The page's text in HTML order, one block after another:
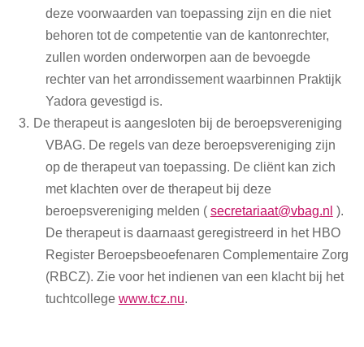
deze voorwaarden van toepassing zijn en die niet
behoren tot de competentie van de kantonrechter,
zullen worden onderworpen aan de bevoegde
rechter van het arrondissement waarbinnen Praktijk
Yadora gevestigd is.
De therapeut is aangesloten bij de beroepsvereniging
VBAG. De regels van deze beroepsvereniging zijn
op de therapeut van toepassing. De cliënt kan zich
met klachten over de therapeut bij deze
beroepsvereniging melden ( secretariaat@vbag.nl ).
De therapeut is daarnaast geregistreerd in het HBO
Register Beroepsbeoefenaren Complementaire Zorg
(RBCZ). Zie voor het indienen van een klacht bij het
tuchtcollege www.tcz.nu.